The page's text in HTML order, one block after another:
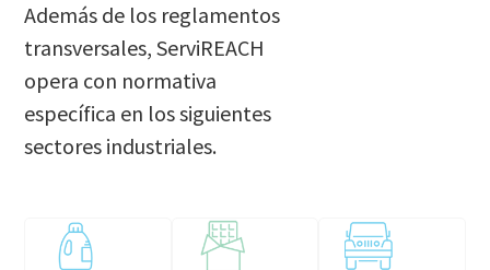
Además de los reglamentos
transversales, ServiREACH
opera con normativa
específica en los siguientes
sectores industriales.